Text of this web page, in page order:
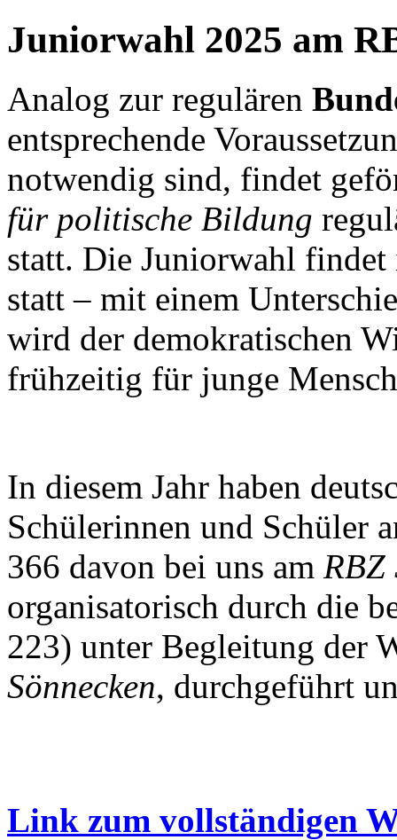
Juniorwahl 2025 am
Analog zur regulären
entsprechende
notwendig sind, findet
für politische Bildung
statt. Die Juniorwahl
statt – mit einem
wird der demokratischen
frühzeitig für junge
In diesem Jahr haben
Schülerinnen und Schüler
366 davon bei uns am RBZ
organisatorisch durch die
223) unter Begleitung der
Sönnecken, durchgeführt
Link zum vollständigen